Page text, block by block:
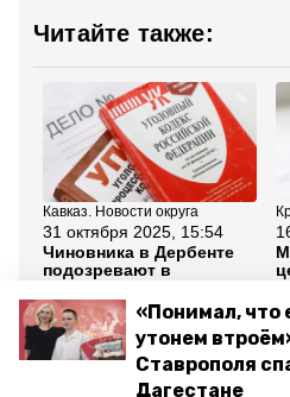
«Понимал, что
утонем
Ставрополя
Дагестане
Читайте также:
Кавказ. Новости округа
31 октября 2025, 15:54
Чиновника в Дербенте
подозревают в
распределении
муниципальных земель
Все новости